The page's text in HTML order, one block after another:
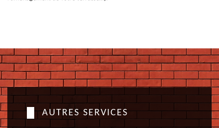
AUTRES SERVICES